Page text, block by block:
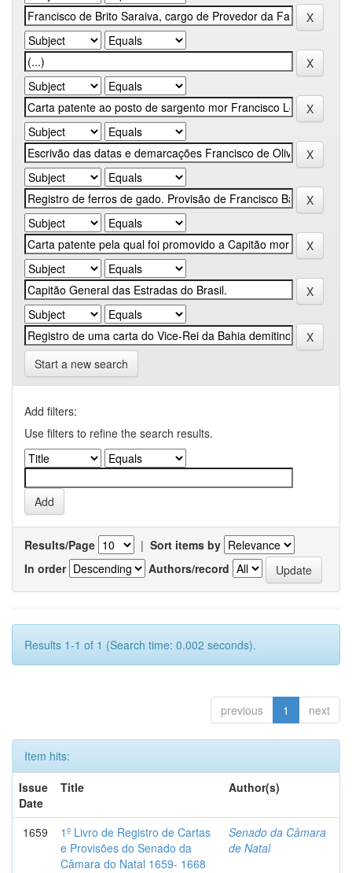
Start a new search
Add filters:
Use filters to refine the search results.
Results/Page | Sort items by
In order
Authors/record
Results 1-1 of 1 (Search time: 0.002 seconds).
previous 1 next
Item hits:
Issue
Date
Title Author(s)
1659
1º Livro de Registro de Cartas
e Provisões do Senado da
Câmara do Natal 1659- 1668
Senado da Câmara
de Natal